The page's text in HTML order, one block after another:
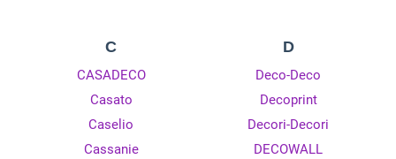
C
CASADECO
Casato
Caselio
Cassanie
D
Deco-Deco
Decoprint
Decori-Decori
DECOWALL